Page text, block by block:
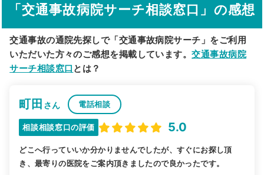
「交通事故病院サーチ相談窓口」の感想
交通事故の通院先探しで「交通事故病院サーチ」をご利用
いただいた方々のご感想を掲載しています。交通事故病院
サーチ相談窓口 とは？
町田 さん 電話相談
相談相談窓口の評価 5.0
どこへ行っていいか分かりませんでしたが、すぐにお探し頂
き、最寄りの医院をご案内頂きましたので良かったです。